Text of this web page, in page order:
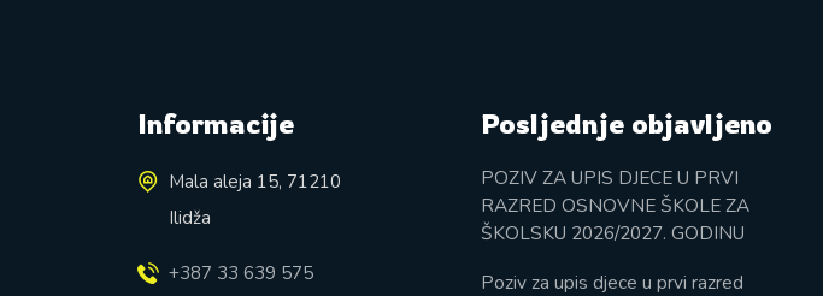
Informacije
Mala aleja 15, 71210
Ilidža
+387 33 639 575
Posljednje objavljeno
POZIV ZA UPIS DJECE U PRVI
RAZRED OSNOVNE ŠKOLE ZA
ŠKOLSKU 2026/2027. GODINU
Poziv za upis djece u prvi razred